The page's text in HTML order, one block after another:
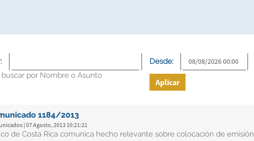
buscar por Nombre o Asunto
Desde:
Aplicar
1184/2013
| 07 Agosto, 2013 10:21:21
de Costa Rica comunica hecho relevante sobre colocación de emisión